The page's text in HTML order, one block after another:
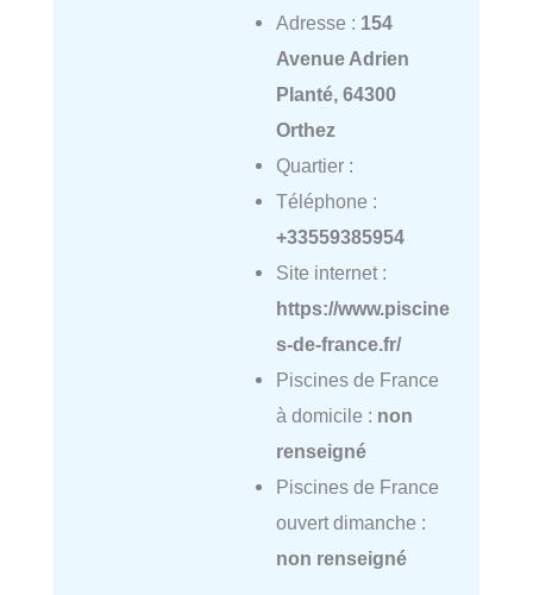
Adresse : 154
Avenue Adrien
Planté, 64300
Orthez
Quartier :
Téléphone :
+33559385954
Site internet :
https://www.piscine
s-de-france.fr/
Piscines de France
à domicile : non
renseigné
Piscines de France
ouvert dimanche :
non renseigné